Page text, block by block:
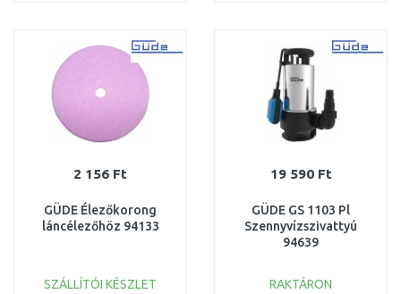
Összehasonlítás Összehasonlítás
2 156 Ft
GÜDE Élezőkorong
láncélezőhöz 94133
SZÁLLÍTÓI KÉSZLET
19 590 Ft
GÜDE GS 1103 Pl
Szennyvízszivattyú
94639
RAKTÁRON